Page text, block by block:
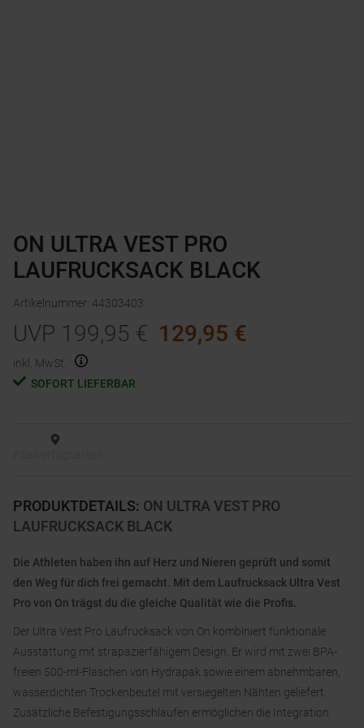
PRODUKTDETAILS: ON ULTRA VEST PRO
LAUFRUCKSACK BLACK
Die Athleten haben ihn auf Herz und Nieren geprüft und somit
den Weg für dich frei gemacht. Mit dem Laufrucksack Ultra Vest
Pro von On trägst du die gleiche Qualität wie die Profis.
Der Ultra Vest Pro Laufrucksack von On kombiniert funktionale
Ausstattung mit strapazierfähigem Design. Er wird mit zwei BPA-
freien 500-ml-Flaschen von Hydrapak sowie einem abnehmbaren,
wasserdichten Trockenbeutel mit versiegelten Nähten geliefert.
Zusätzliche Befestigungsschlaufen ermöglichen die Integration
ON ULTRA VEST PRO
LAUFRUCKSACK BLACK
Artikelnummer: 44303403
UVP 199,95 € 129,95 €
inkl. MwSt.
SOFORT LIEFERBAR